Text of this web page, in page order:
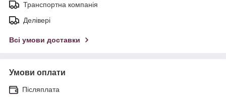
Транспортна компанія
Делівері
Всі умови доставки
Умови оплати
Післяплата